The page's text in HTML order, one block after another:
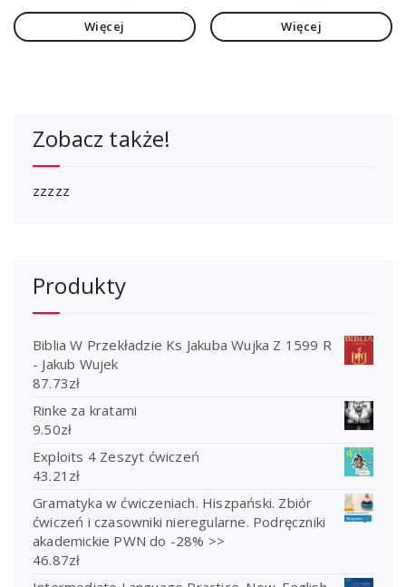
Więcej Więcej
Zobacz także!
zzzzz
Produkty
Biblia W Przekładzie Ks Jakuba Wujka Z 1599 R
- Jakub Wujek
87.73zł
Rinke za kratami
9.50zł
Exploits 4 Zeszyt ćwiczeń
43.21 zł
Gramatyka w ćwiczeniach. Hiszpański. Zbiór
ćwiczeń i czasowniki nieregularne. Podręczniki
akademickie PWN do -28% >>
46.87zł